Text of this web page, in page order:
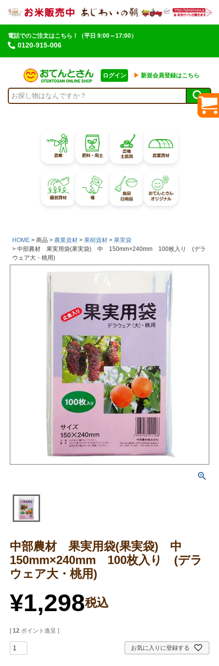
電話でのご注文はこちら！
0120-915-006
（平日 9:00～17:00）
ログイン ▶︎ 新規会員登録はこちら
HOME 商品 農業資材 果樹資材
果実袋
中部農材 果実用袋(果実袋) 中 150mm×240mm 100枚入り (デラ
ウェア大・桃用)
中部農材 果実用袋(果実袋) 中
150mm×240mm 100枚入り (デラ
ウェア大・桃用)
¥1,298税込
[ 12 ポイント進呈 ]
お気に入りに登録する